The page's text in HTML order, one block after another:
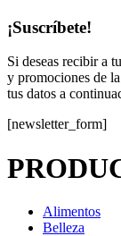
¡Suscríbete!
Si deseas recibir a
y promociones de
tus datos a
[newsletter_form]
Alimentos
Belleza